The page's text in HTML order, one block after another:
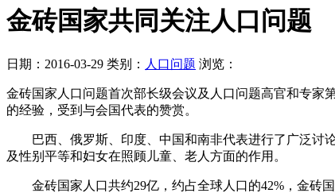
金砖国家共同关注人口问题
日期：2016-03-29 类别： 人口问题 浏览：
金砖国家人口问题首次部长级会议及人口问题高官和专家
的经验，受到与会国代表的赞赏。
巴西、俄罗斯、印度、中国和南非代表进行了广泛讨论
及性别平等和妇女在照顾儿童、老人方面的作用。
金砖国家人口共约29亿，约占全球人口的42%，金砖国